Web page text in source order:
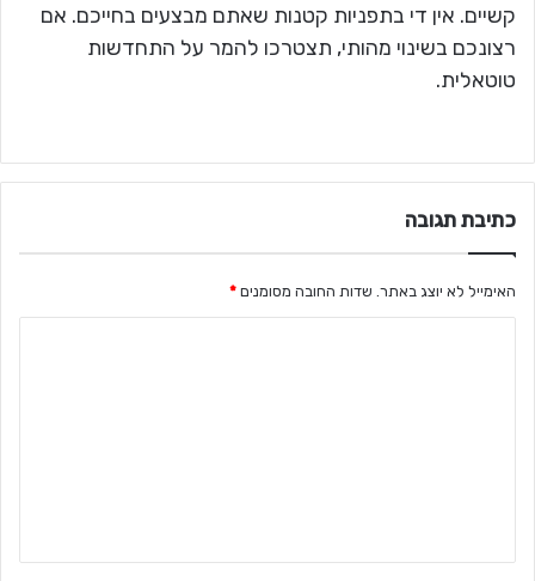
קשיים. אין די בתפניות קטנות שאתם מבצעים בחייכם. אם
רצונכם בשינוי מהותי, תצטרכו להמר על התחדשות
טוטאלית.
כתיבת תגובה
האימייל לא יוצג באתר. שדות החובה מסומנים *